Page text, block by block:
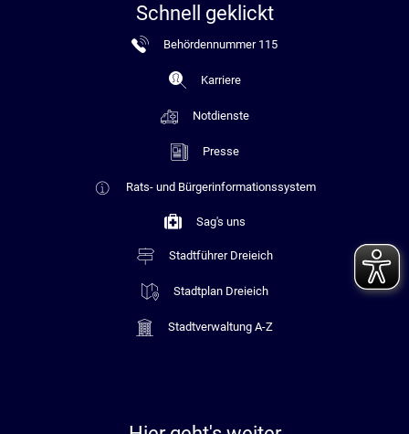
Schnell geklickt
Behördennummer 115
Karriere
Notdienste
Presse
Rats- und Bürgerinformationssystem
Sag's uns
Stadtführer Dreieich
Stadtplan Dreieich
Stadtverwaltung A-Z